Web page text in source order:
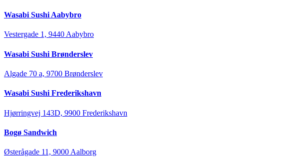
Wasabi Sushi Aabybro
Vestergade 1, 9440 Aabybro
Wasabi Sushi Brønderslev
Algade 70 a, 9700 Brønderslev
Wasabi Sushi Frederikshavn
Hjørringvej 143D, 9900 Frederikshavn
Bogø Sandwich
Østerågade 11, 9000 Aalborg